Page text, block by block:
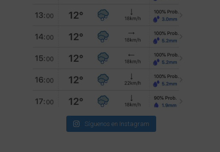
Síguenos en Instagram